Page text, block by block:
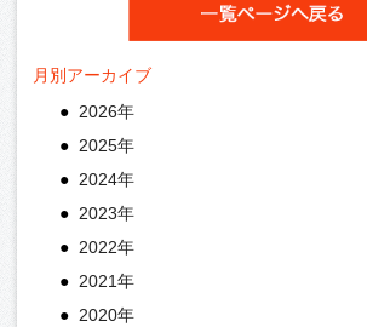
月別アーカイブ
2026年
2025年
2024年
2023年
2022年
2021年
2020年